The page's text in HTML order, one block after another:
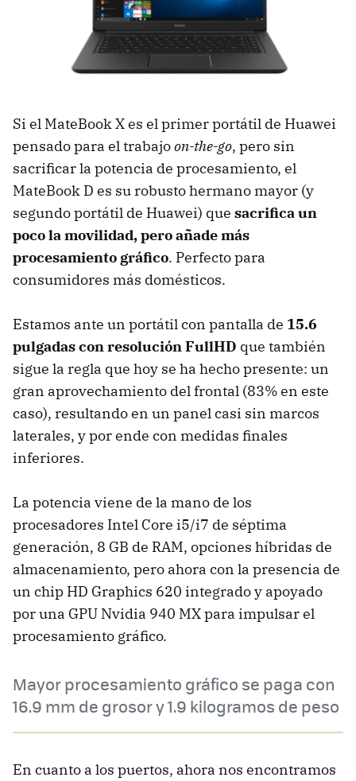
Si el MateBook X es el primer portátil de Huawei
pensado para el trabajoon-the-go, pero sin
sacrificar la potencia de procesamiento, el
MateBook D es su robusto hermano mayor (y
segundo portátil de Huawei) que sacrifica un
poco la movilidad, pero añade más
procesamiento gráfico. Perfecto para
consumidores más domésticos.
Estamos ante un portátil con pantalla de 15.6
pulgadas con resolución FullHD que también
sigue la regla que hoy se ha hecho presente: un
gran aprovechamiento del frontal (83% en este
caso), resultando en un panel casi sin marcos
laterales, y por ende con medidas finales
inferiores.
La potencia viene de la mano de los
procesadores Intel Core i5/i7 de séptima
generación, 8 GB de RAM, opciones híbridas de
almacenamiento, pero ahora con la presencia de
un chip HD Graphics 620 integrado y apoyado
por una GPU Nvidia 940 MX para impulsar el
procesamiento gráfico.
Mayor procesamiento gráfico se paga con
16.9 mm de grosor y 1.9 kilogramos de peso
En cuanto a los puertos, ahora nos encontramos